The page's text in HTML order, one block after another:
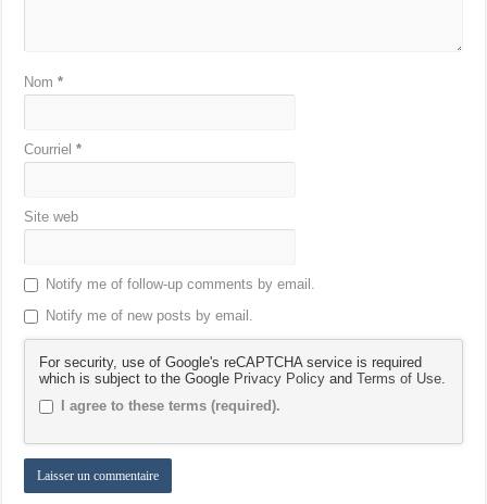
Nom*
Courriel*
Site web
Notify me of follow-up comments by email.
Notify me of new posts by email.
For security, use of Google's reCAPTCHA service is required
which is subject to the Google Privacy Policy andTerms of Use
I agree to these terms (required).